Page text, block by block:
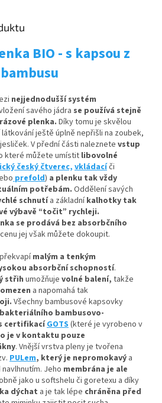
BIO - s kapsou z
bambusu
nejjednodušší systém
savého jádra se používá stejně
plenka. Díky tomu je skvělou
ještě úplně nepřišli na zoubek,
V přední části naleznete vstup
které můžete umístitlibovolné
český čtverec, vkládacíči
prefold) a plenku tak vždy
potřebám. Oddělení savých
schnutía základníkalhotky tak
výbavě “točit” rychleji.
se prodává bez absorbčního
jej však můžete dokoupit.
malým a tenkým
absorbční schopností.
střih umožňuje volné balení, takže
a napomahá tak
. Všechny bambusové kapsovky
bambusovo-
certifikacíGOTS(které je vyrobeno v
je v kontaktu pouze
. Vnější vrstva pleny je tvořena
PULem, který je nepromokavý a
Jeho membrána je ale
jako u softshelu či goretexu a díky
dýchat a je tak lépe chráněna před